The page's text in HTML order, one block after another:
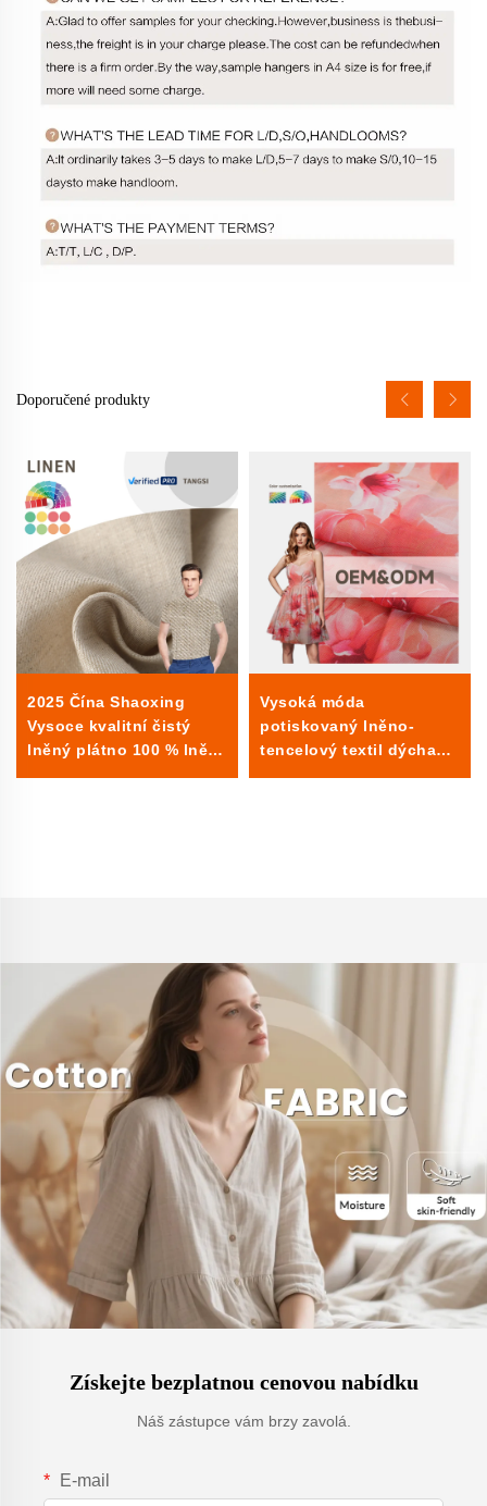
Doporučené produkty
2025 Čína Shaoxing
Vysoce kvalitní čistý
lněný plátno 100 % lněné
Vysoká móda
potiskovaný lněno-
tencelový textil dýchací
Získejte bezplatnou cenovou nabídku
Náš zástupce vám brzy zavolá.
E-mail